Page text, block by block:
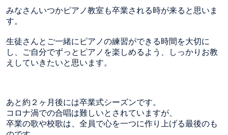
みなさんいつかピアノ教室も卒業される時が来ると思いま
す。
生徒さんとご一緒にピアノの練習ができる時間を大切に
し、ご自分でずっとピアノを楽しめるよう、しっかりお教
えしていきたいと思います。
あと約２ヶ月後には卒業式シーズンです。
コロナ渦での合唱は難しいとされていますが、
卒業の歌や校歌は、全員で心を一つに作り上げる最後のも